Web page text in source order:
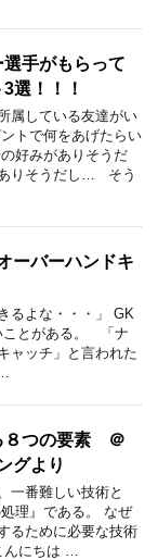
選手がもらって
選！！！
属している友達がい
トで何をあげたらい
好みがありそうだ
りそうだし… そう
ーバーハンドキ
るよな・・・」 GK
ことがある。 「ナ
ャッチ」と言われた
８つの要素 ＠
グより
一番難しい技術と
理』である。 なぜ
るために必要な技術
にちは …